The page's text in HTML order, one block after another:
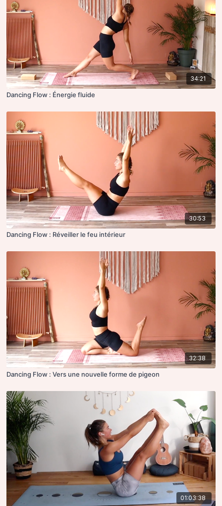
34:21
Dancing Flow : Énergie fluide
30:53
Dancing Flow : Réveiller le feu intérieur
32:38
Dancing Flow : Vers une nouvelle forme de pigeon
01:03:38